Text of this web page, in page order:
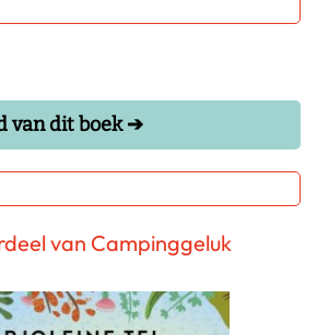
van dit boek ➔
van Campinggeluk